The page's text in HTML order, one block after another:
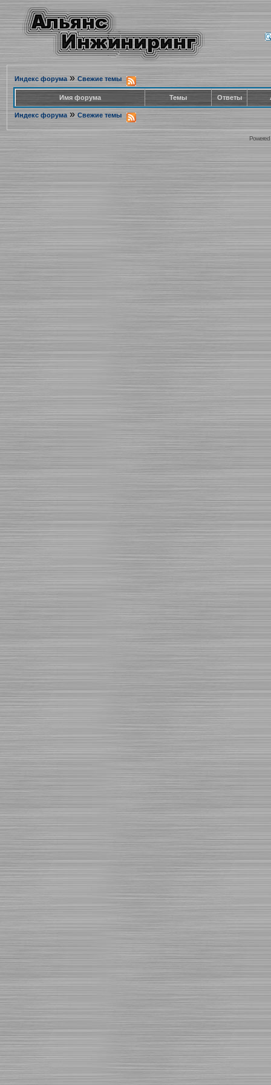
Индекс форума» Свежие темы
Имя форума Темы Ответы
Индекс форума » Свежие темы